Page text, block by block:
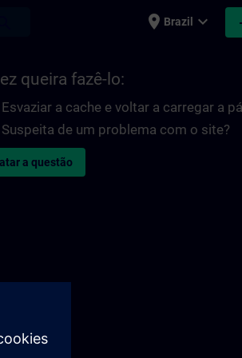
place Brazil expand_more
queira fazê-lo:
Esvaziar a cache e voltar a carregar a
Suspeita de um problema com o site?
a questão